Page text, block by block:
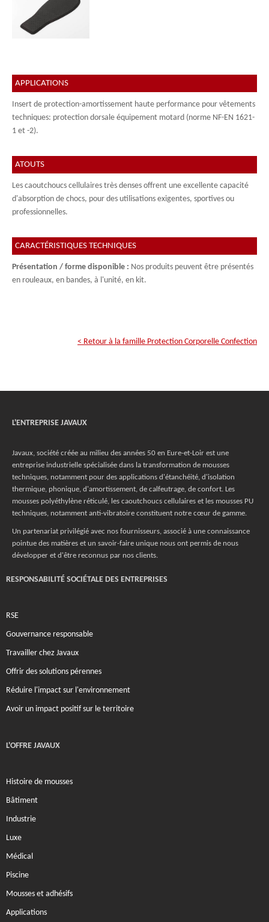
APPLICATIONS
Insert de protection-amortissement haute performance pour vêtements
techniques: protection dorsale équipement motard (norme NF-EN 1621-
1 et -2).
ATOUTS
Les caoutchoucs cellulaires très denses offrent une excellente capacité
d'absorption de chocs, pour des utilisations exigentes, sportives ou
professionnelles.
CARACTÉRISTIQUES TECHNIQUES
Présentation / forme disponible : Nos produits peuvent être présentés
en rouleaux, en bandes, à l'unité, en kit.
< Retour à la famille Protection Corporelle Confection
L'ENTREPRISE JAVAUX
Javaux, société créée au milieu des années 50 en Eure-et-Loir est une
entreprise industrielle spécialisée dans la transformation de mousses
techniques, notamment pour des applications d'étanchéité, d'isolation
thermique, phonique, d'amortissement, de calfeutrage, de confort. Les
mousses polyéthylène réticulé, les caoutchoucs cellulaires et les mousses PU
techniques, notamment anti-vibratoire constituent notre cœur de gamme.
Un partenariat privilégié avec nos fournisseurs, associé à une connaissance
pointue des matières et un savoir-faire unique nous ont permis de nous
développer et d'être reconnus par nos clients.
RESPONSABILITÉ SOCIÉTALE DES ENTREPRISES
RSE
Gouvernance responsable
Travailler chez Javaux
Offrir des solutions pérennes
Réduire l'impact sur l'environnement
Avoir un impact positif sur le territoire
L'OFFRE JAVAUX
Histoire de mousses
Bâtiment
Industrie
Luxe
Médical
Piscine
Mousses et adhésifs
Applications